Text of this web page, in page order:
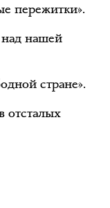
пережитки».
над нашей
стране».
отсталых